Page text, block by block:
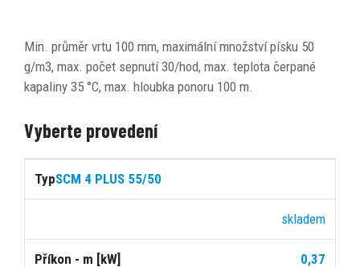
Min. průměr vrtu 100 mm, maximální množství písku 50
g/m3, max. počet sepnutí 30/hod, max. teplota čerpané
kapaliny 35 °C, max. hloubka ponoru 100 m.
Vyberte provedení
Průtok
SCM 4 PLUS 55/50
skladem
0,37